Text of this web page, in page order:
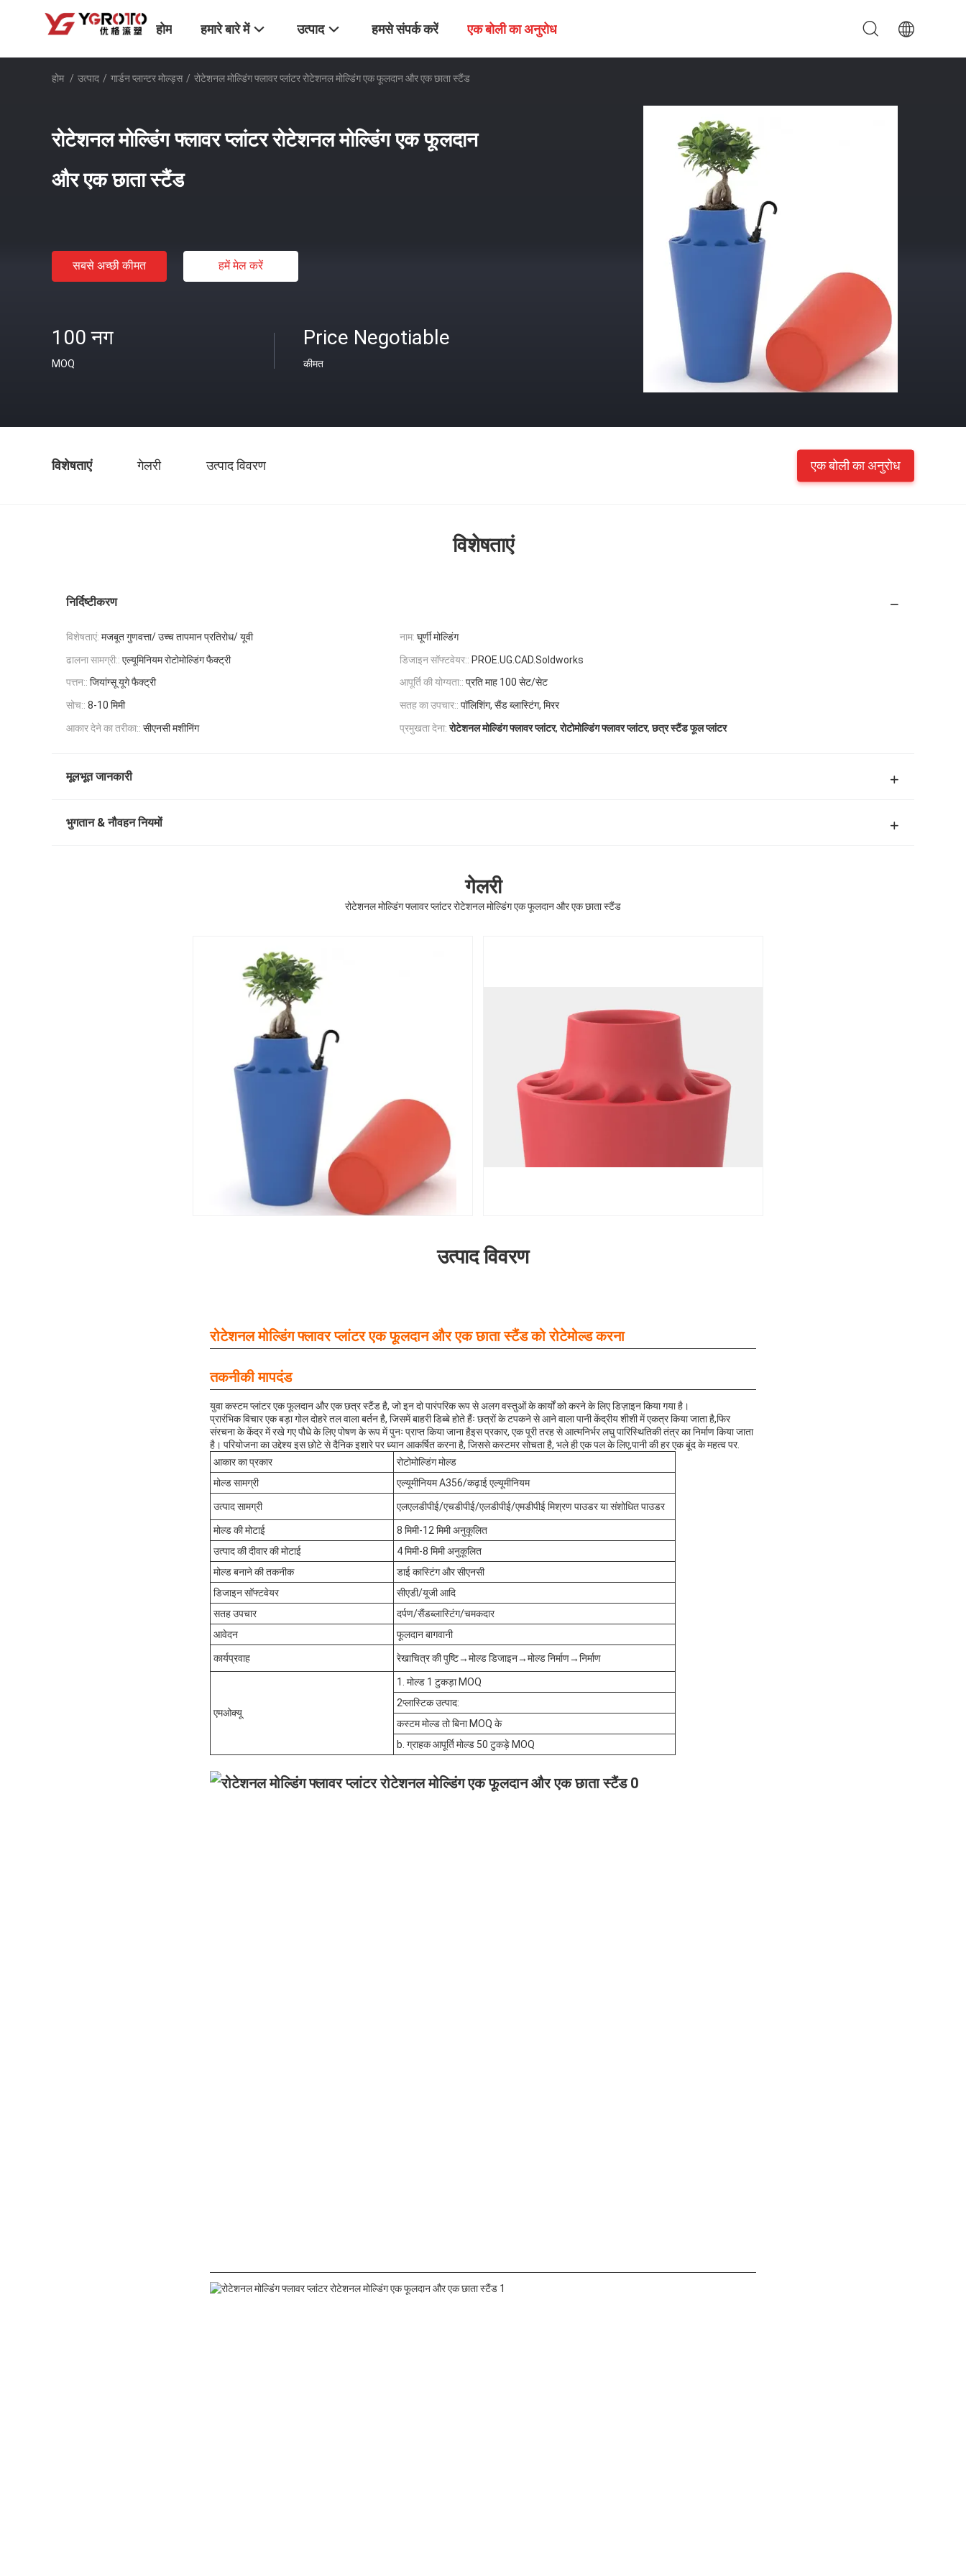
होम हमारे बारे में उत्पाद हमसे संपर्क करें एक बोली का अनुरोध
होम / उत्पाद / गार्डन प्लान्टर मोल्ड्स / रोटेशनल मोल्डिंग फ्लावर प्लांटर रोटेशनल मोल्डिंग एक फूलदान और एक छाता स्टैंड
रोटेशनल मोल्डिंग फ्लावर प्लांटर रोटेशनल मोल्डिंग एक फूलदान
और एक छाता स्टैंड
सबसे अच्छी कीमत हमें मेल करें
100 नग
MOQ
Price Negotiable
कीमत
विशेषताएं गेलरी उत्पाद विवरण एक बोली का अनुरोध
विशेषताएं
निर्दिष्टीकरण
विशेषताएं: मजबूत गुणवत्ता/ उच्च तापमान प्रतिरोध/ यूवी नाम: घूर्णी मोल्डिंग
ढालना सामग्री:: एल्यूमिनियम रोटोमोल्डिंग फैक्ट्री डिजाइन सॉफ्टवेयर:: PROE.UG.CAD.Soldworks
पत्तन:: जियांग्सू यूगे फैक्ट्री आपूर्ति की योग्यता:: प्रति माह 100 सेट/सेट
सोच:: 8-10 मिमी सतह का उपचार:: पॉलिशिंग, सैंड ब्लास्टिंग, मिरर
आकार देने का तरीका:: सीएनसी मशीनिंग प्रमुखता देना: रोटेशनल मोल्डिंग फ्लावर प्लांटर,रोटोमोल्डिंग फ्लावर प्लांटर,छत्र स्टैंड फूल प्लांटर
मूलभूत जानकारी
भुगतान & नौवहन नियमों
गेलरी
रोटेशनल मोल्डिंग फ्लावर प्लांटर रोटेशनल मोल्डिंग एक फूलदान और एक छाता स्टैंड
उत्पाद विवरण
रोटेशनल मोल्डिंग फ्लावर प्लांटर एक फूलदान और एक छाता स्टैंड को रोटेमोल्ड करना
तकनीकी मापदंड
युवा कस्टम प्लांटर एक फूलदान और एक छत्र स्टैंड है, जो इन दो पारंपरिक रूप से अलग वस्तुओं के कार्यों को करने के लिए डिज़ाइन किया गया है।
प्रारंभिक विचार एक बड़ा गोल दोहरे तल वाला बर्तन है, जिसमें बाहरी डिब्बे होते हैंः छत्रों के टपकने से आने वाला पानी केंद्रीय शीशी में एकत्र किया जाता है,फिर
संरचना के केंद्र में रखे गए पौधे के लिए पोषण के रूप में पुनः प्राप्त किया जाना हैइस प्रकार, एक पूरी तरह से आत्मनिर्भर लघु पारिस्थितिकी तंत्र का निर्माण किया जाता
है। परियोजना का उद्देश्य इस छोटे से दैनिक इशारे पर ध्यान आकर्षित करना है, जिससे कस्टमर सोचता है, भले ही एक पल के लिए,पानी की हर एक बूंद के महत्व पर.
आकार का प्रकार
रोटोमोल्डिंग मोल्ड
मोल्ड सामग्री
एल्यूमीनियम A356/कढ़ाई एल्यूमीनियम
उत्पाद सामग्री एलएलडीपीई/एचडीपीई/एलडीपीई/एमडीपीई मिश्रण पाउडर या संशोधित पाउडर
मोल्ड की मोटाई
8 मिमी-12 मिमी अनुकूलित
उत्पाद की दीवार की मोटाई
4 मिमी-8 मिमी अनुकूलित
मोल्ड बनाने की तकनीक
डाई कास्टिंग और सीएनसी
डिजाइन सॉफ्टवेयर
सीएडी/यूजी आदि
सतह उपचार
दर्पण/सैंडब्लास्टिंग/चमकदार
आवेदन
फूलदान बागवानी
कार्यप्रवाह रेखाचित्र की पुष्टि→मोल्ड डिजाइन→मोल्ड निर्माण→निर्माण
एमओक्यू
1. मोल्ड 1 टुकड़ा MOQ
2प्लास्टिक उत्पाद:
कस्टम मोल्ड तो बिना MOQ के
b. ग्राहक आपूर्ति मोल्ड 50 टुकड़े MOQ